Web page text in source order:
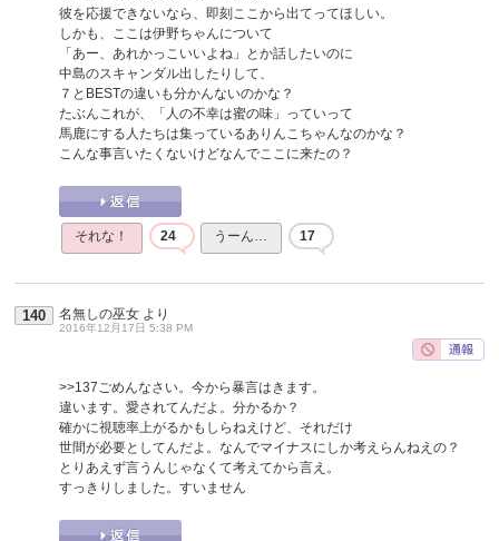
彼を応援できないなら、即刻ここから出てってほしい。
しかも、ここは伊野ちゃんについて
「あー、あれかっこいいよね」とか話したいのに
中島のスキャンダル出したりして、
７とBESTの違いも分かんないのかな？
たぶんこれが、「人の不幸は蜜の味」っていって
馬鹿にする人たちは集っているありんこちゃんなのかな？
こんな事言いたくないけどなんでここに来たの？
それな！ 24 うーん… 17
140 名無しの巫女 より
2016年12月17日 5:38 PM
>>137ごめんなさい。今から暴言はきます。
違います。愛されてんだよ。分かるか？
確かに視聴率上がるかもしらねえけど、それだけ
世間が必要としてんだよ。なんでマイナスにしか考えらんねえの？
とりあえず言うんじゃなくて考えてから言え。
すっきりしました。すいません